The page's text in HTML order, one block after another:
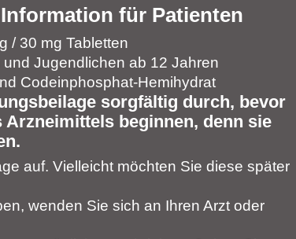
für Patienten
/ 30 mg Tabletten
Jugendlichen ab 12 Jahren
Codeinphosphat-Hemihydrat
sorgfältig durch, bevor
beginnen, denn sie
auf. Vielleicht möchten Sie diese später
wenden Sie sich an Ihren Arzt oder